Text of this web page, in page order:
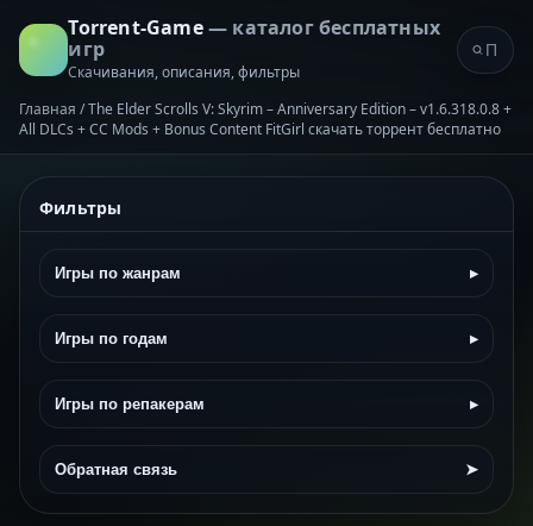
Torrent-Game— каталог бесплатных
игр
Скачивания, описания, фильтры
Главная /The Elder Scrolls V: Skyrim – Anniversary Edition – v1.6.318.0.8 +
All DLCs + CC Mods + Bonus Content FitGirl скачать торрент бесплатно
Фильтры
Игры по жанрам ▸
Игры по годам ▸
Игры по репакерам ▸
Обратная связь ➤